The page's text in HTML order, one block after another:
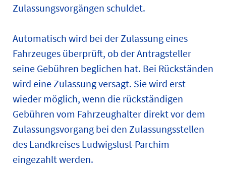
Zulassungsvorgängen schuldet.
Automatisch wird bei der Zulassung eines
Fahrzeuges überprüft, ob der Antragsteller
seine Gebühren beglichen hat. Bei Rückständen
wird eine Zulassung versagt. Sie wird erst
wieder möglich, wenn die rückständigen
Gebühren vom Fahrzeughalter direkt vor dem
Zulassungsvorgang bei den Zulassungsstellen
des Landkreises Ludwigslust-Parchim
eingezahlt werden.